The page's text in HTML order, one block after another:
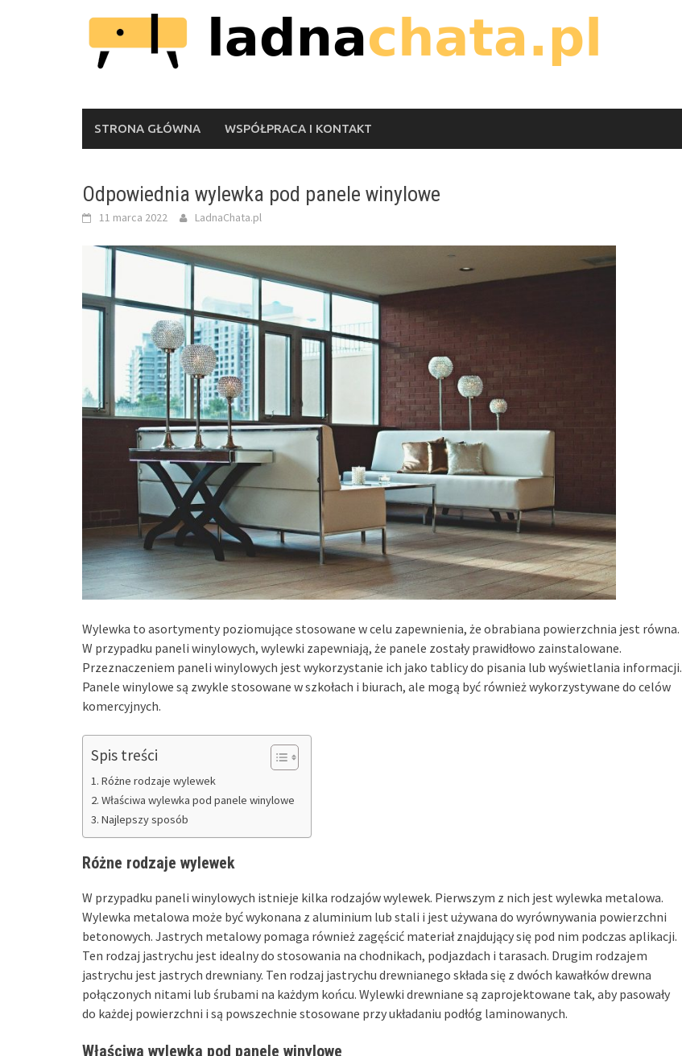
STRONA GŁÓWNA WSPÓŁPRACA I KONTAKT
Odpowiednia wylewka pod panele winylowe
11 marca 2022 LadnaChata.pl
Wylewka to asortymenty poziomujące stosowane w celu zapewnienia, że obrabiana powierzchnia jest równa.
W przypadku paneli winylowych, wylewki zapewniają, że panele zostały prawidłowo zainstalowane.
Przeznaczeniem paneli winylowych jest wykorzystanie ich jako tablicy do pisania lub wyświetlania informacji.
Panele winylowe są zwykle stosowane w szkołach i biurach, ale mogą być również wykorzystywane do celów
komercyjnych.
Spis treści
Różne rodzaje wylewek
Właściwa wylewka pod panele winylowe
Najlepszy sposób
Różne rodzaje wylewek
W przypadku paneli winylowych istnieje kilka rodzajów wylewek. Pierwszym z nich jest wylewka metalowa.
Wylewka metalowa może być wykonana z aluminium lub stali i jest używana do wyrównywania powierzchni
betonowych. Jastrych metalowy pomaga również zagęścić materiał znajdujący się pod nim podczas aplikacji.
Ten rodzaj jastrychu jest idealny do stosowania na chodnikach, podjazdach i tarasach. Drugim rodzajem
jastrychu jest jastrych drewniany. Ten rodzaj jastrychu drewnianego składa się z dwóch kawałków drewna
połączonych nitami lub śrubami na każdym końcu. Wylewki drewniane są zaprojektowane tak, aby pasowały
do każdej powierzchni i są powszechnie stosowane przy układaniu podłóg laminowanych.
Właściwa wylewka pod panele winylowe